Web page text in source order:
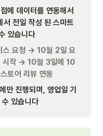
서 전일 작성 된 스마트
있습니다
스 요청 → 10월 2일 요
시작 → 10월 3일에 10
토어 리뷰 연동
만 진행되며, 영업일 기
있습니다